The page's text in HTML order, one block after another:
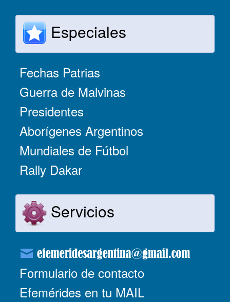
Especiales
Fechas Patrias
Guerra de Malvinas
Presidentes
Aborígenes Argentinos
Mundiales de Fútbol
Rally Dakar
Servicios
Formulario de contacto
Efemérides en tu MAIL